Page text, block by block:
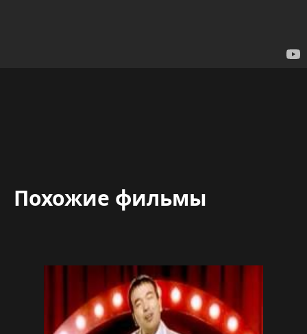
Похожие фильмы